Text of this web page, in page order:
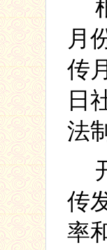
月
传
日
法
传
率